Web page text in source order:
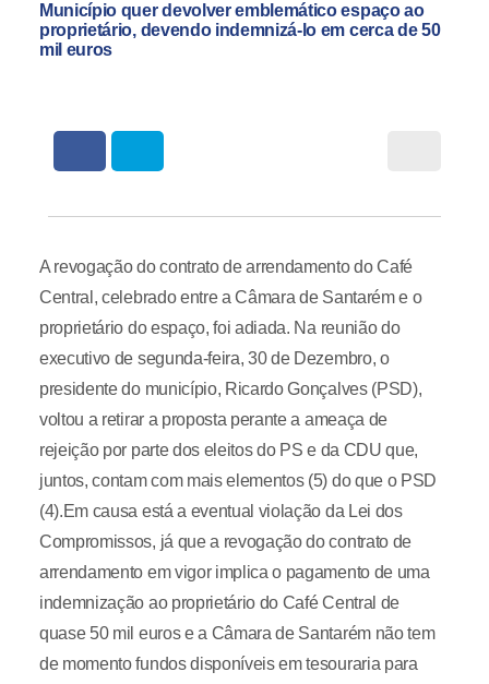
Município quer devolver emblemático espaço ao
proprietário, devendo indemnizá-lo em cerca de 50
mil euros
A revogação do contrato de arrendamento do Café
Central, celebrado entre a Câmara de Santarém e o
proprietário do espaço, foi adiada. Na reunião do
executivo de segunda-feira, 30 de Dezembro, o
presidente do município, Ricardo Gonçalves (PSD),
voltou a retirar a proposta perante a ameaça de
rejeição por parte dos eleitos do PS e da CDU que,
juntos, contam com mais elementos (5) do que o PSD
(4).Em causa está a eventual violação da Lei dos
Compromissos, já que a revogação do contrato de
arrendamento em vigor implica o pagamento de uma
indemnização ao proprietário do Café Central de
quase 50 mil euros e a Câmara de Santarém não tem
de momento fundos disponíveis em tesouraria para